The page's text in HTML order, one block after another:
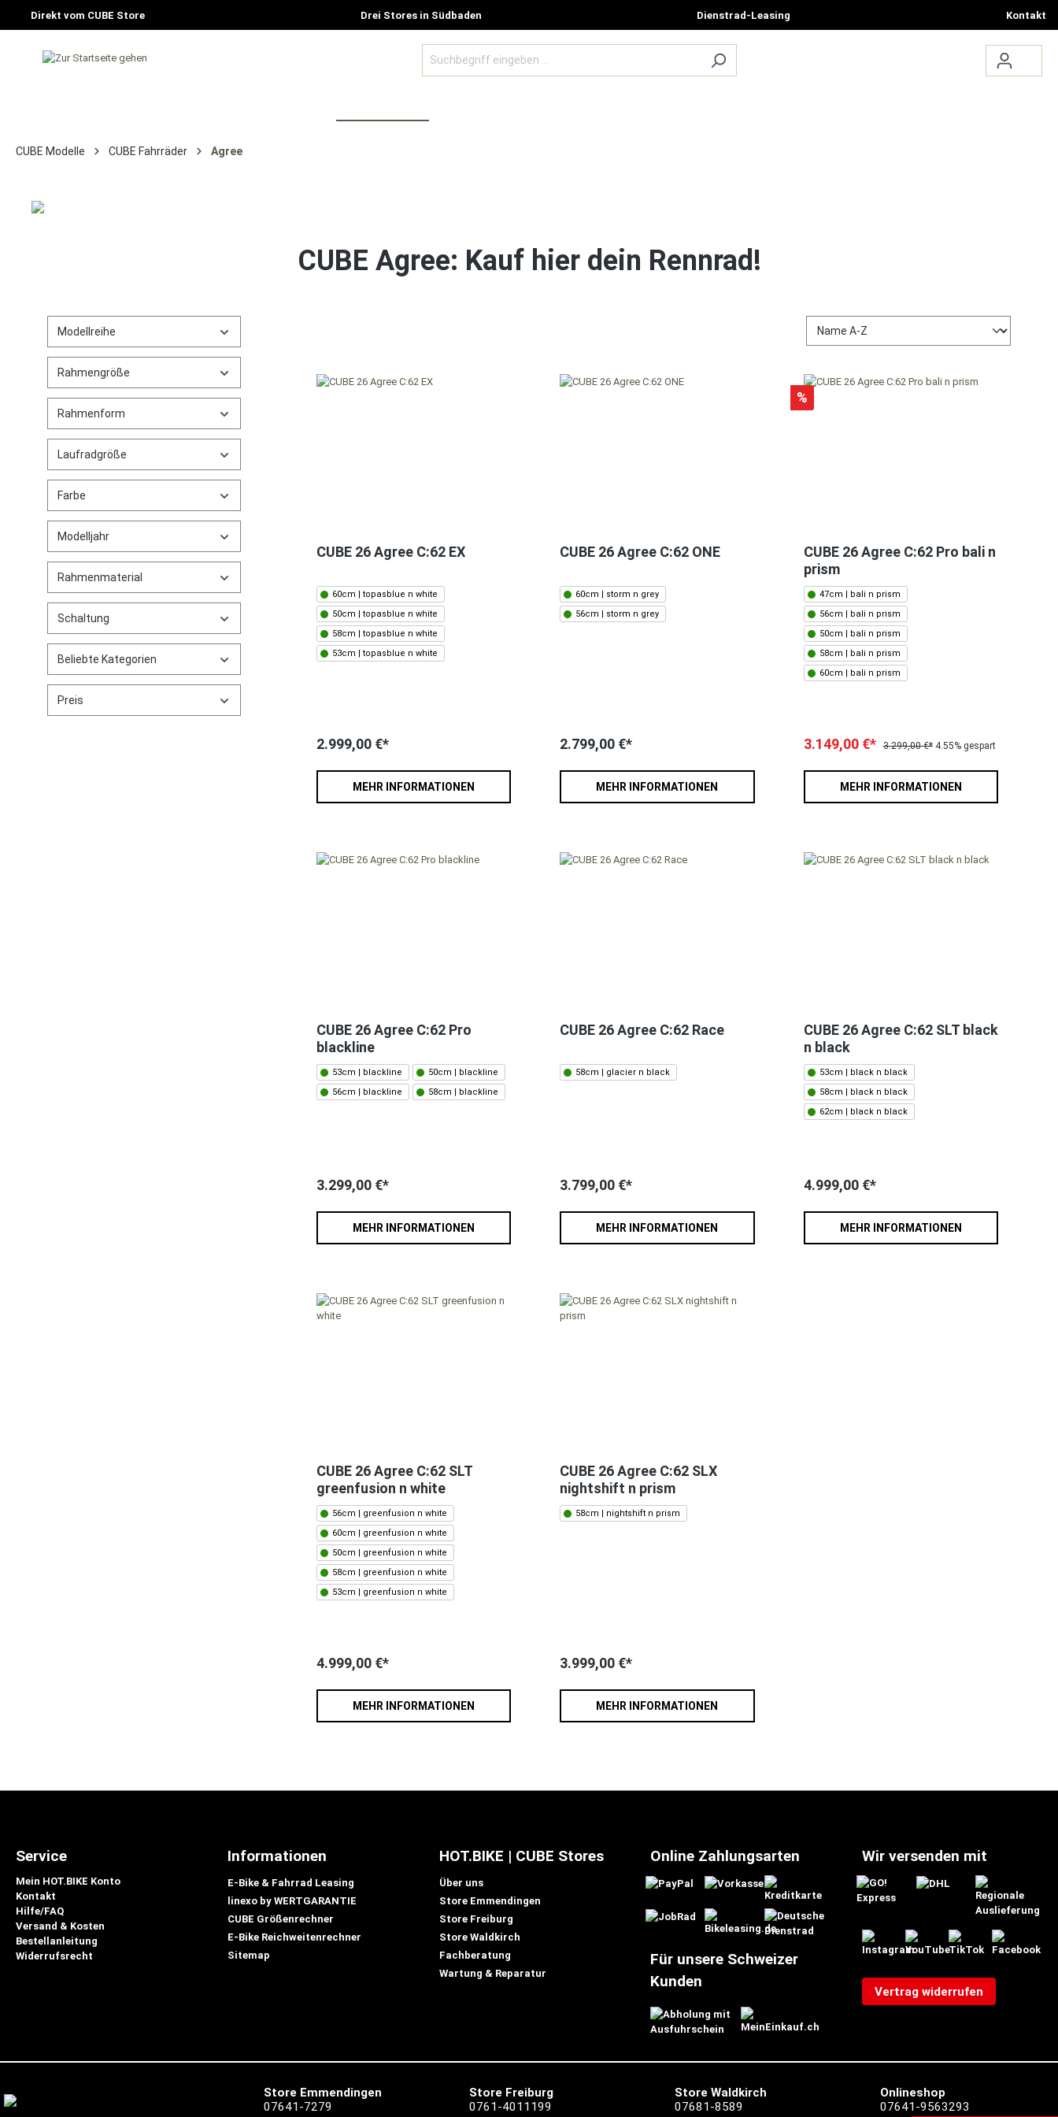
Direkt vom CUBE Store Drei Stores in Südbaden Dienstrad-Leasing Kontakt
CUBE Modelle CUBE Fahrräder Agree
CUBE Agree: Kauf hier dein Rennrad!
Modellreihe
Rahmengröße
Rahmenform
Laufradgröße
Farbe
Modelljahr
Rahmenmaterial
Schaltung
Beliebte Kategorien
Preis
CUBE 26 Agree C:62 EX
60cm | topasblue n white
50cm | topasblue n white
58cm | topasblue n white
53cm | topasblue n white
2.999,00 €*
MEHR INFORMATIONEN
CUBE 26 Agree C:62 ONE
60cm | storm n grey
56cm | storm n grey
2.799,00 €*
MEHR INFORMATIONEN
%
CUBE 26 Agree C:62 Pro bali n
prism
47cm | bali n prism
56cm | bali n prism
50cm | bali n prism
58cm | bali n prism
60cm | bali n prism
3.149,00 €* 3.299,00 €* 4.55% gespart
MEHR INFORMATIONEN
CUBE 26 Agree C:62 Pro
blackline
53cm | blackline
50cm | blackline
56cm | blackline
58cm | blackline
3.299,00 €*
MEHR INFORMATIONEN
CUBE 26 Agree C:62 Race
58cm | glacier n black
3.799,00 €*
MEHR INFORMATIONEN
CUBE 26 Agree C:62 SLT black
n black
53cm | black n black
58cm | black n black
62cm | black n black
4.999,00 €*
MEHR INFORMATIONEN
CUBE 26 Agree C:62 SLT
greenfusion n white
56cm | greenfusion n white
60cm | greenfusion n white
50cm | greenfusion n white
58cm | greenfusion n white
53cm | greenfusion n white
4.999,00 €*
MEHR INFORMATIONEN
CUBE 26 Agree C:62 SLX
nightshift n prism
58cm | nightshift n prism
3.999,00 €*
MEHR INFORMATIONEN
Service
Mein HOT.BIKE Konto
Kontakt
Hilfe/FAQ
Versand & Kosten
Bestellanleitung
Widerrufsrecht
Informationen
E-Bike & Fahrrad Leasing
linexo by WERTGARANTIE
CUBE Größenrechner
E-Bike Reichweitenrechner
Sitemap
HOT.BIKE | CUBE Stores
Über uns
Store Emmendingen
Store Freiburg
Store Waldkirch
Fachberatung
Wartung & Reparatur
Online Zahlungsarten
Für unsere Schweizer
Kunden
Wir versenden mit
Vertrag widerrufen
Store Emmendingen
07641-7279
Store Freiburg
0761-4011199
Store Waldkirch
07681-8589
Onlineshop
07641-9563293